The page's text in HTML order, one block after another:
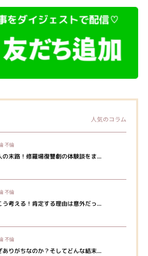
人気のコラム
不倫
の末路！修羅場復讐劇の体験談をま...
不倫
考える！肯定する理由は意外だっ...
不倫
ありがちなのか？そしてどんな結末...